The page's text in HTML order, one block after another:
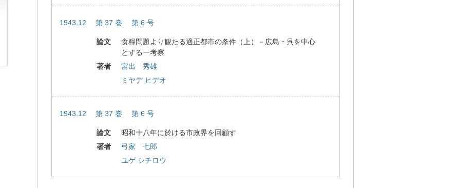
1943.12 第 37 巻 第 6 号
論文
食糧問題より観たる適正都市の条件（上）－広島・呉を中心
とする一考察
著者
宮出 秀雄
ミヤデ ヒデオ
1943.12 第 37 巻 第 6 号
論文
昭和十八年に於ける市政界を回顧す
著者
弓家 七郎
ユゲ シチロウ